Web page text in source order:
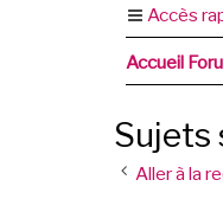
Accès
Accueil
Sujets
Aller à la